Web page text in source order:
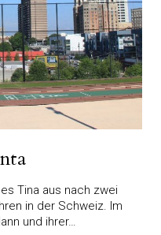
Tina aus nach zwei
in der Schweiz. Im
und ihrer…